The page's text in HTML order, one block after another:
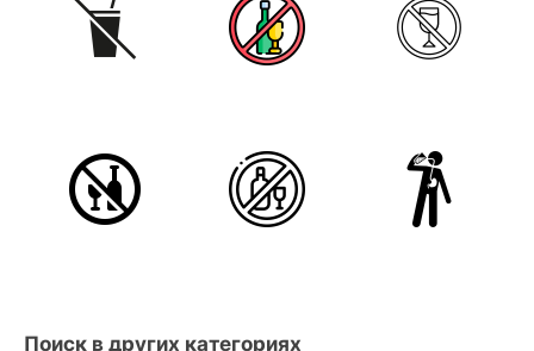
Поиск в других категориях